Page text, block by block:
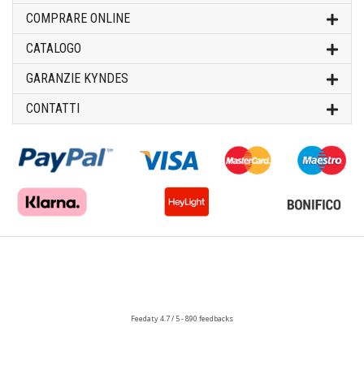
COMPRARE ONLINE
CATALOGO
GARANZIE KYNDES
CONTATTI
Feedaty4.7/ 5-890 feedbacks